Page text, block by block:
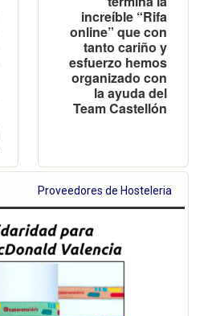
increíble “Rifa
online” que con
tanto cariño y
esfuerzo hemos
organizado con
la ayuda del
Team Castellón
Proveedores de Hosteleria